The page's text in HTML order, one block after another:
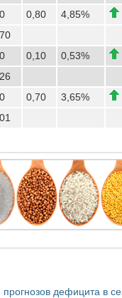
0,80
4,85%
0,10
0,53%
0,70
3,65%
дефицита в